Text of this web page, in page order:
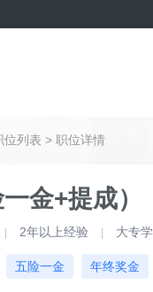
位列表 > 职位详情
金+提成）
2年以上经验 大专
五险一金 年终奖金